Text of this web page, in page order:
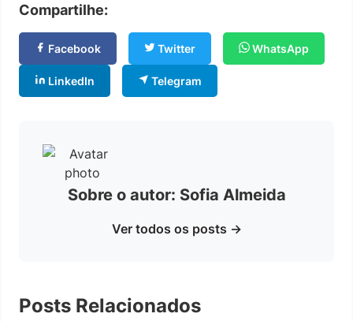
Compartilhe:
Facebook Twitter WhatsApp
LinkedIn Telegram
Sobre o autor: Sofia Almeida
Ver todos os posts →
Posts Relacionados